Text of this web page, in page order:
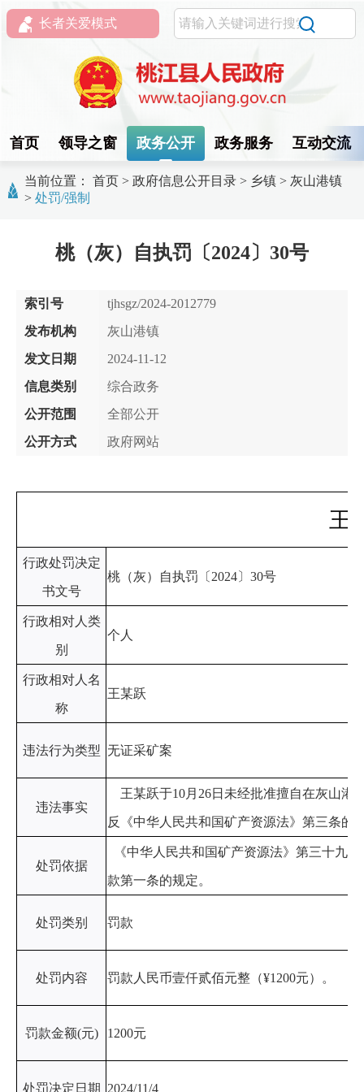
长者关爱模式
首页 领导之窗 政务公开 政务服务 互动交流
当前位置： 首页 > 政府信息公开目录 > 乡镇 > 灰山港镇
> 处罚/强制
桃（灰）自执罚〔2024〕30号
索引号
tjhsgz/2024-2012779
发布机构
灰山港镇
发文日期
2024-11-12
信息类别
综合政务
公开范围
全部公开
公开方式
政府网站
王
行政处罚决定
书文号
桃（灰）自执罚〔2024〕30号
行政相对人类
别
个人
行政相对人名
称
王某跃
违法行为类型 无证采矿案
违法事实
王某跃于10月26日未经批准擅自在灰山港
反《中华人民共和国矿产资源法》第三条的
处罚依据
《中华人民共和国矿产资源法》第三十九
款第一条的规定。
处罚类别 罚款
处罚内容 罚款人民币壹仟贰佰元整（¥1200元）。
罚款金额(元) 1200元
处罚决定日期 2024/11/4